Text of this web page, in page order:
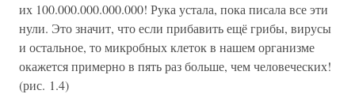
их 100.000.000.000.000! Рука устала, пока писала все эти
нули. Это значит, что если прибавить ещё грибы, вирусы
и остальное, то микробных клеток в нашем организме
окажется примерно в пять раз больше, чем человеческих!
(рис. 1.4)